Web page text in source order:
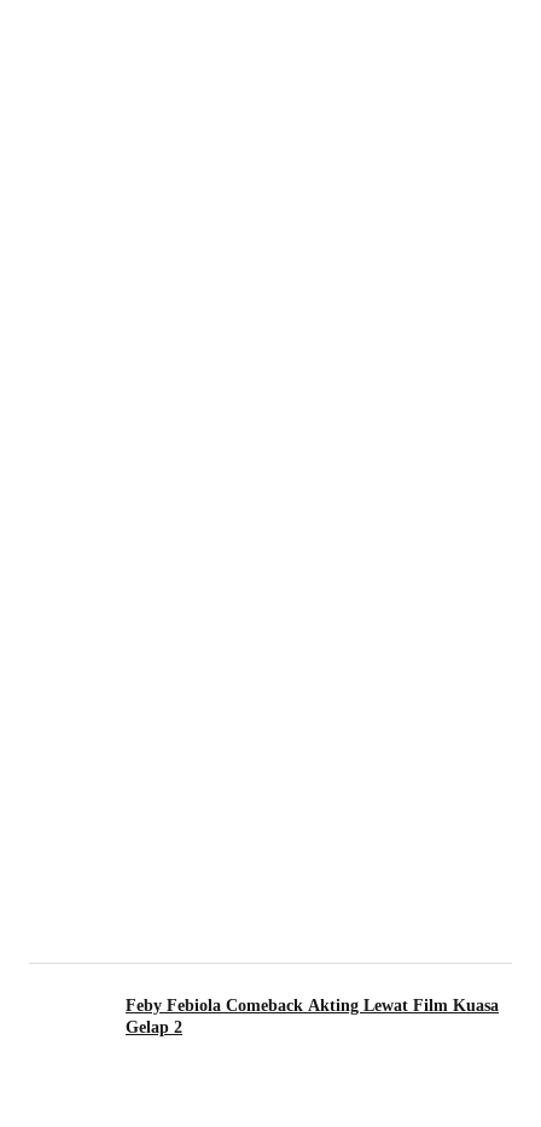
Feby Febiola Comeback Akting Lewat Film Kuasa
Gelap 2